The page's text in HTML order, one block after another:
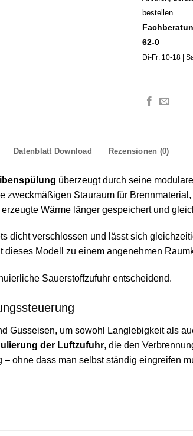
bestellen
62-0
Di-Fr: 10-18 |
Datenblatt Download Rezensionen (0)
überzeugt durch seine
Stauraum für
Wärme länger gespeichert und
dicht verschlossen und lässt sich
Modell zu einem angenehmen
Sauerstoffzufuhr entscheidend.
Gusseisen, um sowohl Langlebigkeit als
der Luftzufuhr, die den
ohne dass man selbst ständig eingreifen